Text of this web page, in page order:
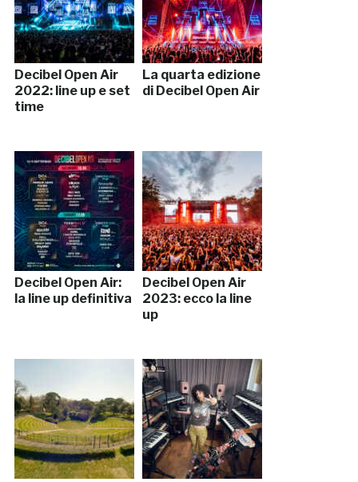
Decibel Open Air
2022: line up e set
time
La quarta edizione
di Decibel Open Air
Decibel Open Air:
la line up definitiva
Decibel Open Air
2023: ecco la line
up